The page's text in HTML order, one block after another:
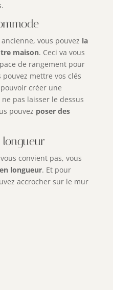
vous pouvez la
maison. Ceci va vous
de rangement pour
pouvez mettre vos clés
créer une
pas laisser le dessus
pouvez poser des
convient pas, vous
longueur. Et pour
accrocher sur le mur